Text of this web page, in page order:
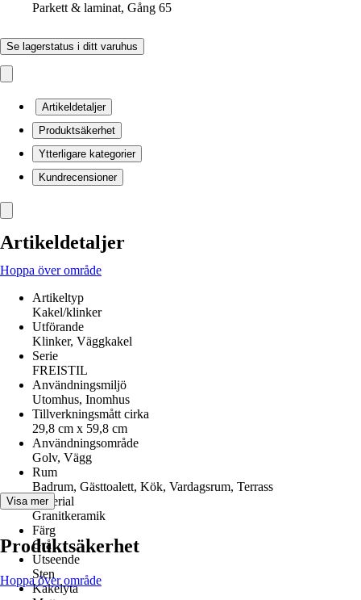
Parkett & laminat, Gång 65
Se lagerstatus i ditt varuhus
Artikeldetaljer
Produktsäkerhet
Ytterligare kategorier
Kundrecensioner
Artikeldetaljer
Hoppa över område
Artikeltyp
Kakel/klinker
Utförande
Klinker, Väggkakel
Serie
FREISTIL
Användningsmiljö
Utomhus, Inomhus
Tillverkningsmått cirka
29,8 cm x 59,8 cm
Användningsområde
Golv, Vägg
Rum
Badrum, Gästtoalett, Kök, Vardagsrum, Terrass
Material
Granitkeramik
Färg
Grå
Utseende
Sten
Kakelyta
Visa mer
Produktsäkerhet
Hoppa över område